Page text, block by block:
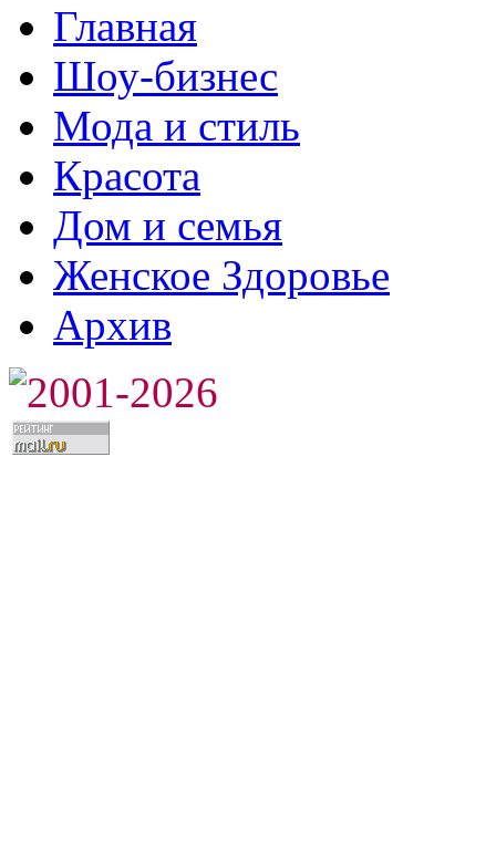
Главная
Шоу-бизнес
Мода и стиль
Красота
Дом и семья
Женское Здоровье
Архив
2001-2026